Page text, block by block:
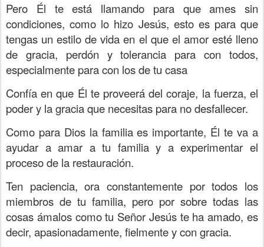
Pero Él te está llamando para que ames sin
condiciones, como lo hizo Jesús, esto es para que
tengas un estilo de vida en el que el amor esté lleno
de gracia, perdón y tolerancia para con todos,
especialmente para con los de tu casa
Confía en que Él te proveerá del coraje, la fuerza, el
poder y la gracia que necesitas para no desfallecer.
Como para Dios la familia es importante, Él te va a
ayudar a amar a tu familia y a experimentar el
proceso de la restauración.
Ten paciencia, ora constantemente por todos los
miembros de tu familia, pero por sobre todas las
cosas ámalos como tu Señor Jesús te ha amado, es
decir, apasionadamente, fielmente y con gracia.